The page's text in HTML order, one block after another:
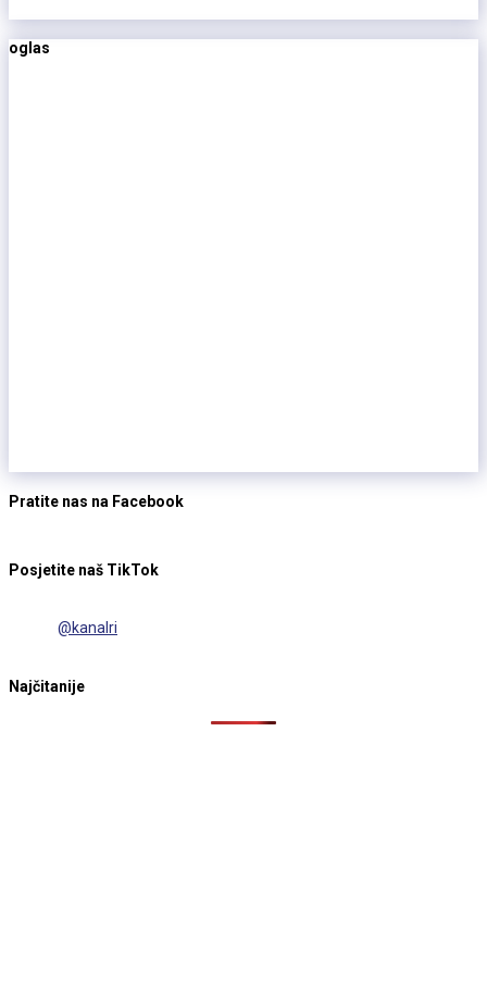
oglas
Pratite nas na Facebook
Posjetite naš TikTok
@kanalri
Najčitanije